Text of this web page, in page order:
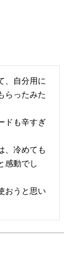
、自分用に
らったみた
ドも辛すぎ
、冷めても
感動でし
おうと思い